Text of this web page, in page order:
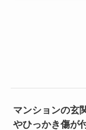
マンションの玄
やひっかき傷が